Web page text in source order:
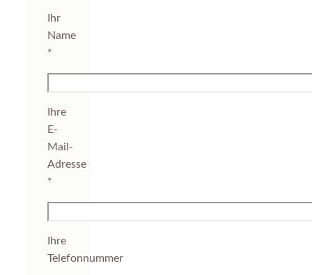
Ihr
Name
*
Ihre
E-
Mail-
Adresse
*
Ihre
Telefonnummer